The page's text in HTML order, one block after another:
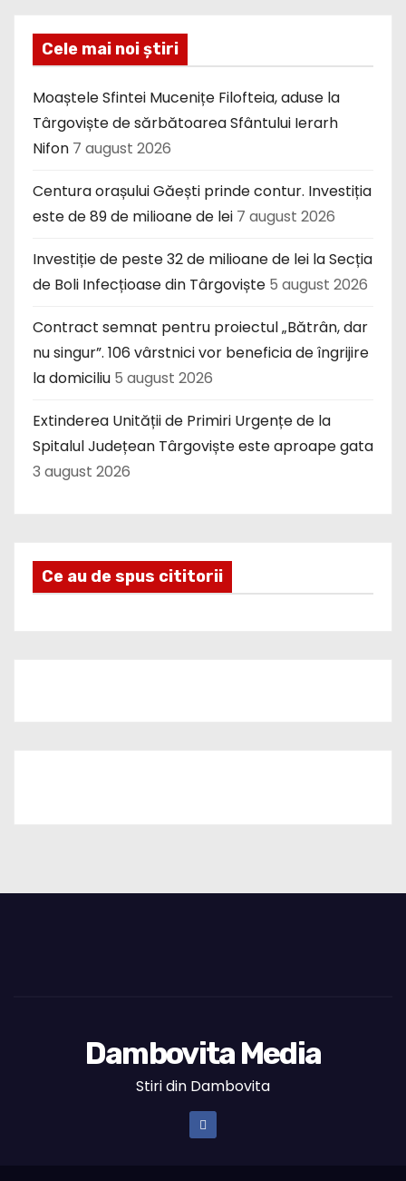
Cele mai noi știri
Moaștele Sfintei Mucenițe Filofteia, aduse la
Târgoviște de sărbătoarea Sfântului Ierarh
Nifon 7 august 2026
Centura orașului Găești prinde contur. Investiția
este de 89 de milioane de lei 7 august 2026
Investiție de peste 32 de milioane de lei la Secția
de Boli Infecțioase din Târgoviște 5 august 2026
Contract semnat pentru proiectul „Bătrân, dar
nu singur”. 106 vârstnici vor beneficia de îngrijire
la domiciliu 5 august 2026
Extinderea Unității de Primiri Urgențe de la
Spitalul Județean Târgoviște este aproape gata
3 august 2026
Ce au de spus cititorii
Dambovita Media
Stiri din Dambovita